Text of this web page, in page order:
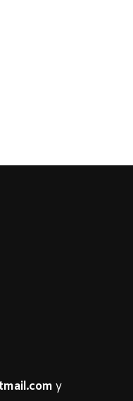
y